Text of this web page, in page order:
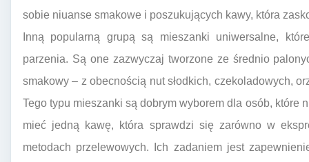
sobie niuanse smakowe i poszukujących kawy, która
Inną popularną grupą są mieszanki uniwersalne,
parzenia. Są one zazwyczaj tworzone ze średnio
smakowy – z obecnością nut słodkich, czekoladowych,
Tego typu mieszanki są dobrym wyborem dla osób, które
mieć jedną kawę, która sprawdzi się zarówno w
metodach przelewowych. Ich zadaniem jest